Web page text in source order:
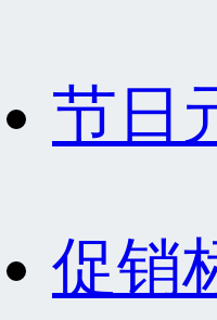
节日
促销